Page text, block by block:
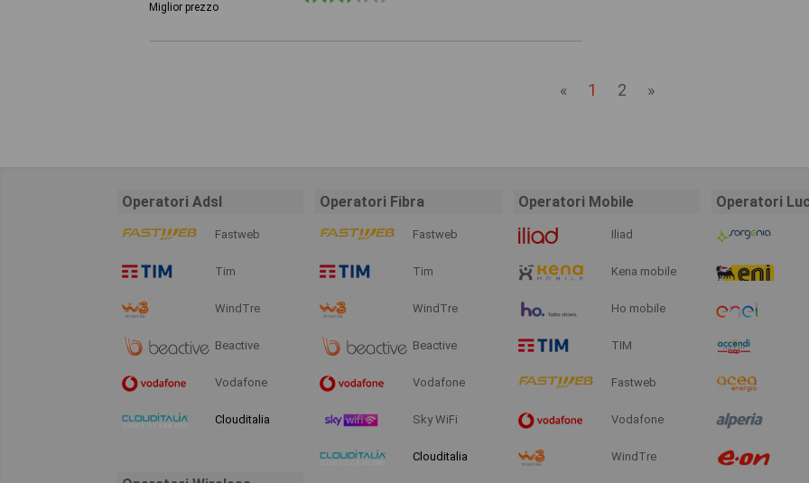
Miglior prezzo
« 1 2 »
Operatori Adsl
Fastweb
Tim
WindTre
Beactive
Vodafone
Clouditalia
Operatori Fibra
Fastweb
Tim
WindTre
Beactive
Vodafone
Sky WiFi
Clouditalia
Operatori Mobile
Iliad
Kena mobile
Ho mobile
TIM
Fastweb
Vodafone
WindTre
Operatori